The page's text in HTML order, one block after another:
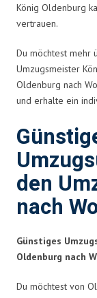
König Oldenburg
vertrauen.
Du möchtest mehr
Umzugsmeister
Oldenburg nach
und erhalte ein
den
nach
Günstiges
Oldenburg nach
Du möchtest von